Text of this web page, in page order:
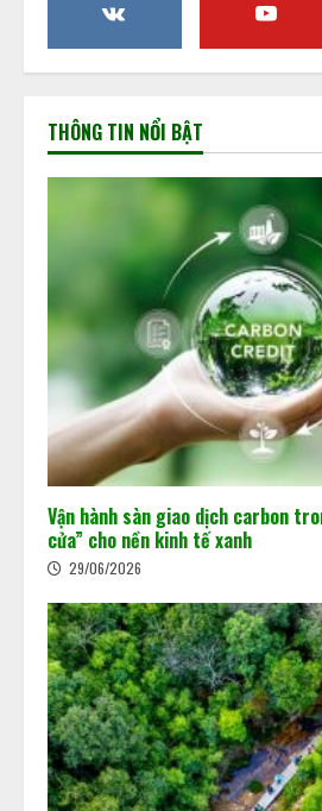
THÔNG TIN NỔI BẬT
Vận hành sàn giao dịch carbon
cửa” cho nền kinh tế xanh
29/06/2026